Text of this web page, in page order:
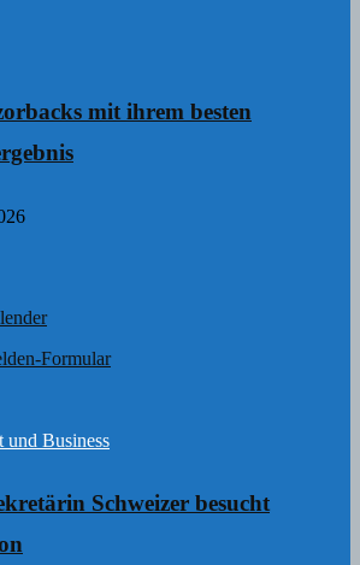
mit ihrem besten
Formular
und Business
Schweizer besucht